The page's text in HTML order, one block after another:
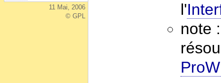
11 Mai, 2006
© GPL
l'
note